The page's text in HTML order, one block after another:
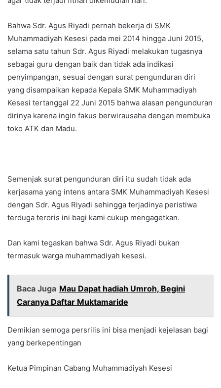
Bahwa Sdr. Agus Riyadi pernah bekerja di SMK
Muhammadiyah Kesesi pada mei 2014 hingga Juni 2015,
selama satu tahun Sdr. Agus Riyadi melakukan tugasnya
sebagai guru dengan baik dan tidak ada indikasi
penyimpangan, sesuai dengan surat pengunduran diri
yang disampaikan kepada Kepala SMK Muhammadiyah
Kesesi tertanggal 22 Juni 2015 bahwa alasan pengunduran
dirinya karena ingin fakus berwirausaha dengan membuka
toko ATK dan Madu.
Semenjak surat pengunduran diri itu sudah tidak ada
kerjasama yang intens antara SMK Muhammadiyah Kesesi
dengan Sdr. Agus Riyadi sehingga terjadinya peristiwa
terduga teroris ini bagi kami cukup mengagetkan.
Dan kami tegaskan bahwa Sdr. Agus Riyadi bukan
termasuk warga muhammadiyah kesesi.
Baca Juga Mau Dapat hadiah Umroh, Begini
Caranya Daftar Muktamaride
Demikian semoga persrilis ini bisa menjadi kejelasan bagi
yang berkepentingan
Ketua Pimpinan Cabang Muhammadiyah Kesesi